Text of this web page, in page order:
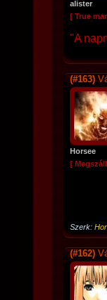
alister
[ True
"A
(#163)
Horsee
[
Szerk:
(#162)